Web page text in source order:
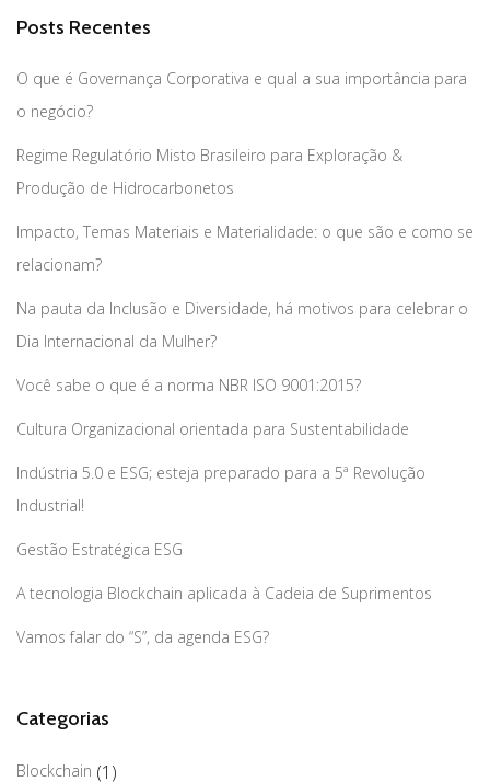
Posts Recentes
O que é Governança Corporativa e qual a sua importância para
o negócio?
Regime Regulatório Misto Brasileiro para Exploração &
Produção de Hidrocarbonetos
Impacto, Temas Materiais e Materialidade: o que são e como se
relacionam?
Na pauta da Inclusão e Diversidade, há motivos para celebrar o
Dia Internacional da Mulher?
Você sabe o que é a norma NBR ISO 9001:2015?
Cultura Organizacional orientada para Sustentabilidade
Indústria 5.0 e ESG; esteja preparado para a 5ª Revolução
Industrial!
Gestão Estratégica ESG
A tecnologia Blockchain aplicada à Cadeia de Suprimentos
Vamos falar do “S”, da agenda ESG?
Categorias
Blockchain (1)